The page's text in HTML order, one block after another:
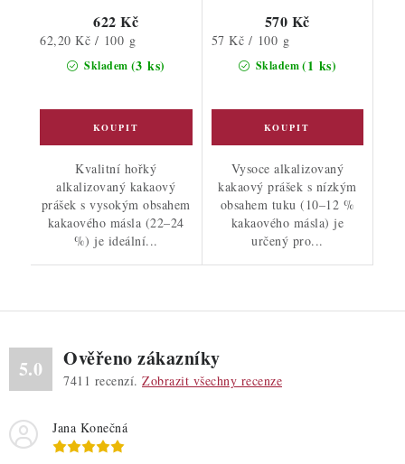
Skladem (3 ks)
622 Kč
Měrná
62,20 Kč / 100 g
Kvalitní hořký
alkalizovaný kakaový
prášek s vysokým obsahem
kakaového másla (22–24
%) je ideální...
Skladem(1 ks)
570 Kč
Měrná
57 Kč / 100 g
Vysoce alkalizovaný
kakaový prášek s nízkým
obsahem tuku (10–12 %
kakaového másla) je
určený pro...
5.0 Ověřeno zákazníky
7411 recenzí. Zobrazit všechny recenze
Jana Konečná